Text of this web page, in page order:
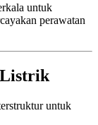
untuk
perawatan
Listrik
untuk